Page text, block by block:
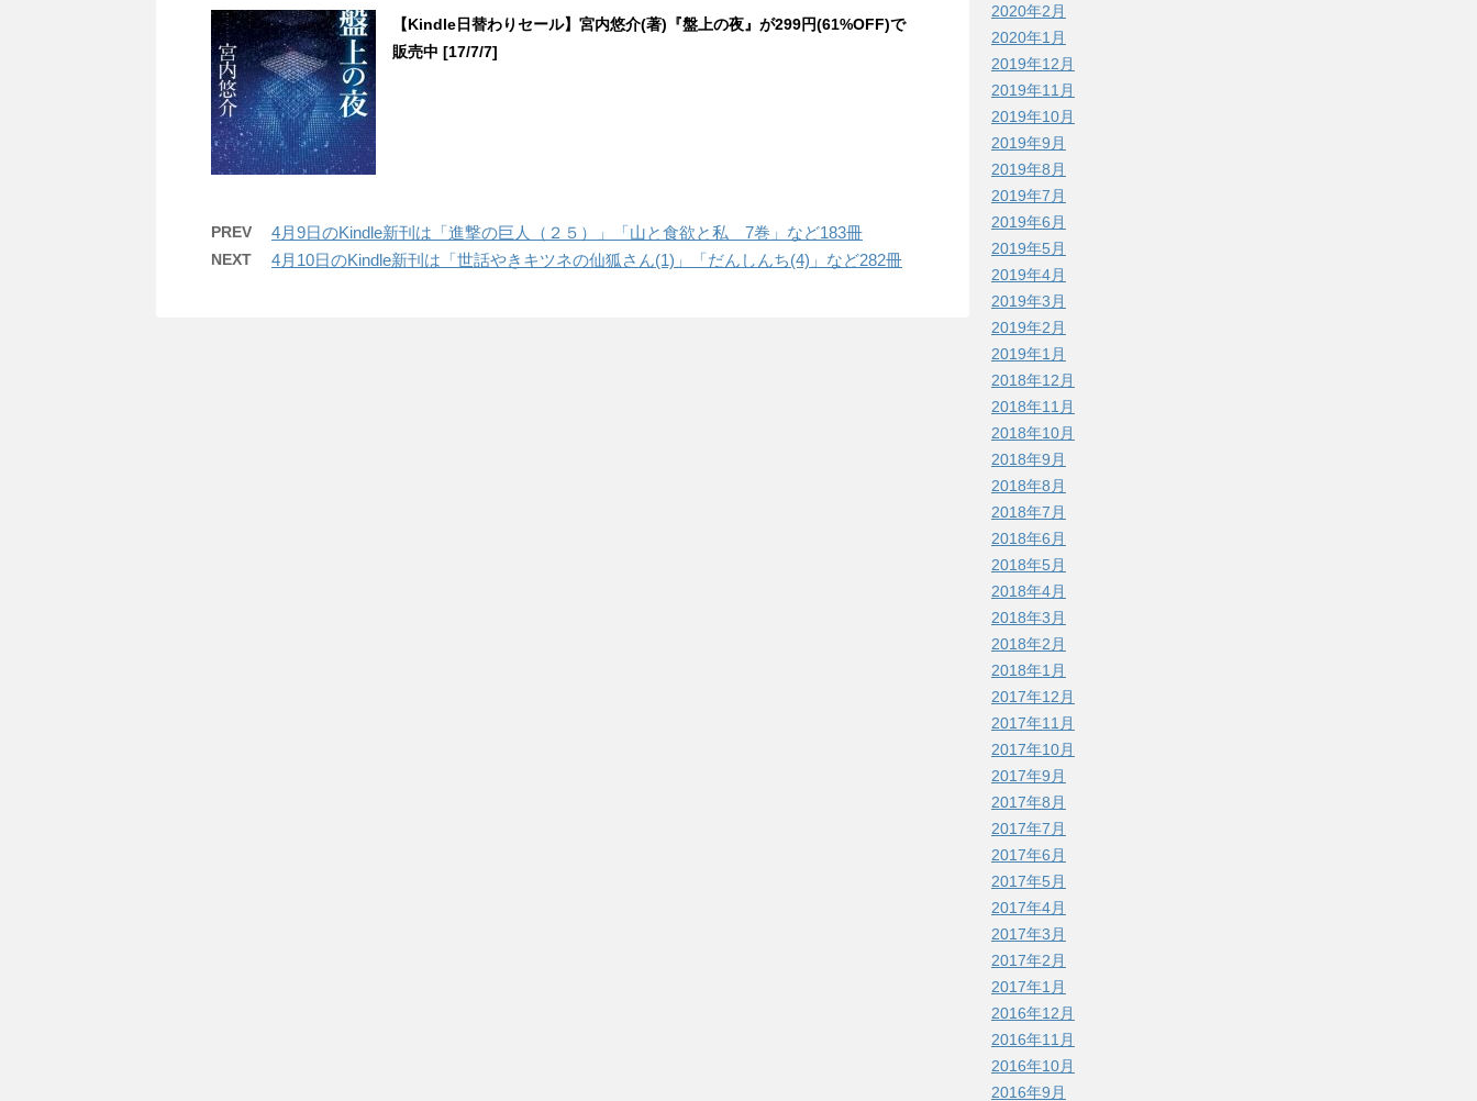
【Kindle日替わりセール】宮内悠介(著)『盤上の夜』が299円(61%OFF)で
販売中 [17/7/7]
PREV 4月9日のKindle新刊は「進撃の巨人（２５）」「山と食欲と私 7巻」など183冊
NEXT 4月10日のKindle新刊は「世話やきキツネの仙狐さん(1)」「だんしんち(4)」など282冊
2020年2月
2020年1月
2019年12月
2019年11月
2019年10月
2019年9月
2019年8月
2019年7月
2019年6月
2019年5月
2019年4月
2019年3月
2019年2月
2019年1月
2018年12月
2018年11月
2018年10月
2018年9月
2018年8月
2018年7月
2018年6月
2018年5月
2018年4月
2018年3月
2018年2月
2018年1月
2017年12月
2017年11月
2017年10月
2017年9月
2017年8月
2017年7月
2017年6月
2017年5月
2017年4月
2017年3月
2017年2月
2017年1月
2016年12月
2016年11月
2016年10月
2016年9月